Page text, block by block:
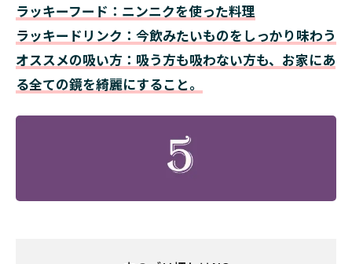
ラッキーフード：ニンニクを使った料理
ラッキードリンク：今飲みたいものをしっかり味わう
オススメの吸い方：吸う方も吸わない方も、お家にあ
る全ての鏡を綺麗にすること。